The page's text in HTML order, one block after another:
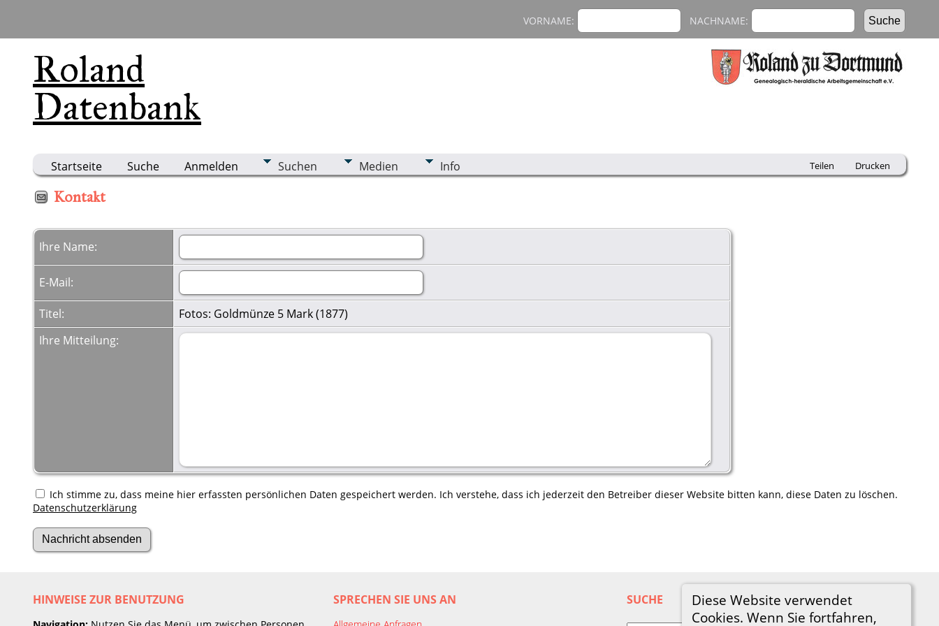
Roland
Datenbank
VORNAME: NACHNAME:
Startseite Suche Anmelden Suchen Medien Info Teilen Drucken
Diese Website verwendet
Cookies. Wenn Sie fortfahren,
Kontakt
Ihre Name:
E-Mail:
Titel:
Fotos: Goldmünze 5 Mark (1877)
Ihre Mitteilung:
Ich stimme zu, dass meine hier erfassten persönlichen Daten gespeichert werden. Ich verstehe, dass ich jederzeit den Betreiber dieser Website bitten kann, diese Daten zu löschen.
Datenschutzerklärung
HINWEISE ZUR BENUTZUNG SPRECHEN SIE UNS AN SUCHE